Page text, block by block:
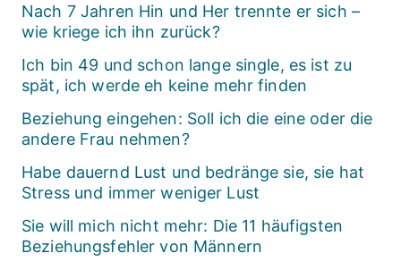
Nach 7 Jahren Hin und Her trennte er sich –
wie kriege ich ihn zurück?
Ich bin 49 und schon lange single, es ist zu
spät, ich werde eh keine mehr finden
Beziehung eingehen: Soll ich die eine oder die
andere Frau nehmen?
Habe dauernd Lust und bedränge sie, sie hat
Stress und immer weniger Lust
Sie will mich nicht mehr: Die 11 häufigsten
Beziehungsfehler von Männern